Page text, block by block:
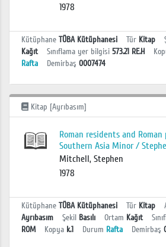
1978
Kütüphane TÜBA Kütüphanesi Tür Kitap
Kağıt
Sınıflama yer bilgisi 573.21 RE.H
Rafta
Demirbaş 0007474
Kitap [Ayrıbasım]
Roman residents and
Southern Asia Minor /
Mitchell, Stephen
1978
Kütüphane TÜBA Kütüphanesi Tür Kitap
Ayrıbasım
Şekil Basılı Ortam Kağıt
ROM
Kopya k.1 Durum Rafta Demirbaş